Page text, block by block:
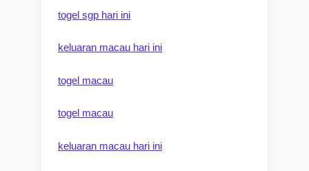
togel sgp hari ini
keluaran macau hari ini
togel macau
togel macau
keluaran macau hari ini